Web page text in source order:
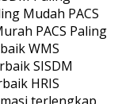
Mudah PACS
PACS Paling
WMS
SISDM
HRIS